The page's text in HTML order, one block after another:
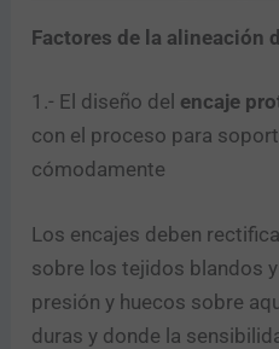
Factores de la alineación
1.- El diseño del encaje
con el proceso para
cómodamente
Los encajes deben
sobre los tejidos blandos
presión y huecos sobre
duras y donde la